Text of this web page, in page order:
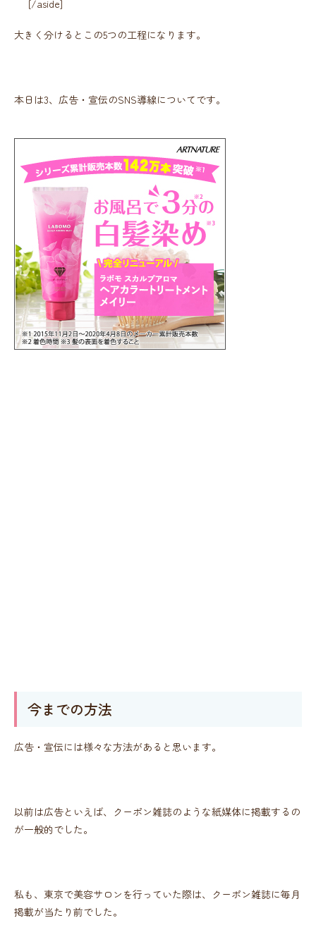
[/aside]
大きく分けるとこの5つの工程になります。
本日は3、広告・宣伝のSNS導線についてです。
今までの方法
広告・宣伝には様々な方法があると思います。
以前は広告といえば、クーポン雑誌のような紙媒体に掲載するの
が一般的でした。
私も、東京で美容サロンを行っていた際は、クーポン雑誌に毎月
掲載が当たり前でした。